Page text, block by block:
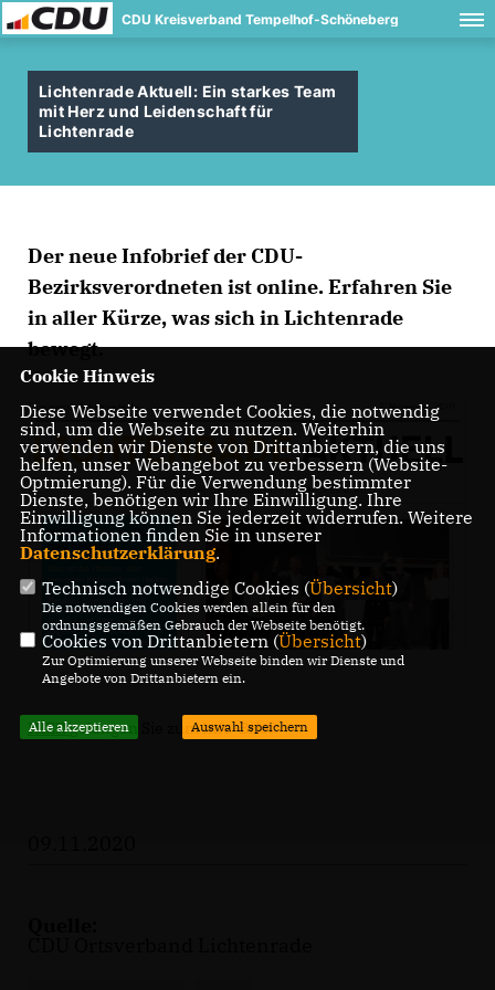
CDU Kreisverband Tempelhof-Schöneberg
Lichtenrade Aktuell: Ein starkes Team
mit Herz und Leidenschaft für
Lichtenrade
Der neue Infobrief der CDU-
Bezirksverordneten ist online. Erfahren Sie
in aller Kürze, was sich in Lichtenrade
bewegt.
HIERgelangen Sie zum Info-Brief.
Cookie Hinweis
Diese Webseite verwendet Cookies, die notwendig
sind, um die Webseite zu nutzen. Weiterhin
verwenden wir Dienste von Drittanbietern, die uns
helfen, unser Webangebot zu verbessern (Website-
Optmierung). Für die Verwendung bestimmter
Dienste, benötigen wir Ihre Einwilligung. Ihre
Einwilligung können Sie jederzeit widerrufen. Weitere
Informationen finden Sie in unserer
Datenschutzerklärung.
Technisch notwendige Cookies (Übersicht)
Die notwendigen Cookies werden allein für den
ordnungsgemäßen Gebrauch der Webseite benötigt.
Cookies von Drittanbietern (Übersicht)
Zur Optimierung unserer Webseite binden wir Dienste und
Angebote von Drittanbietern ein.
Alle akzeptieren Auswahl speichern